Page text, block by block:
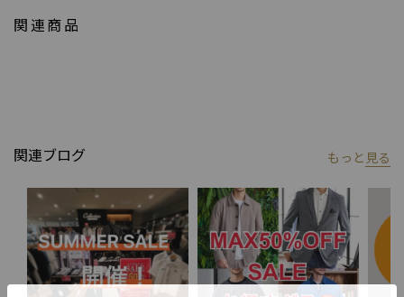
心地にこだわったアイテムを展開。
※屋外での撮影画像は光の加減で、実際の商品より明るく見える
場合が御座います。商品の色味は生地アップ・スタジオ撮影の画
像をご参考下さい。
※画像の商品はサンプルとなりますので実際の商品と仕様、加
工、サイズが若干異なる場合がございます。
関連商品
関連ブログ もっと 見る